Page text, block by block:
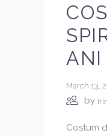
ANI
March 13,
by
Costum